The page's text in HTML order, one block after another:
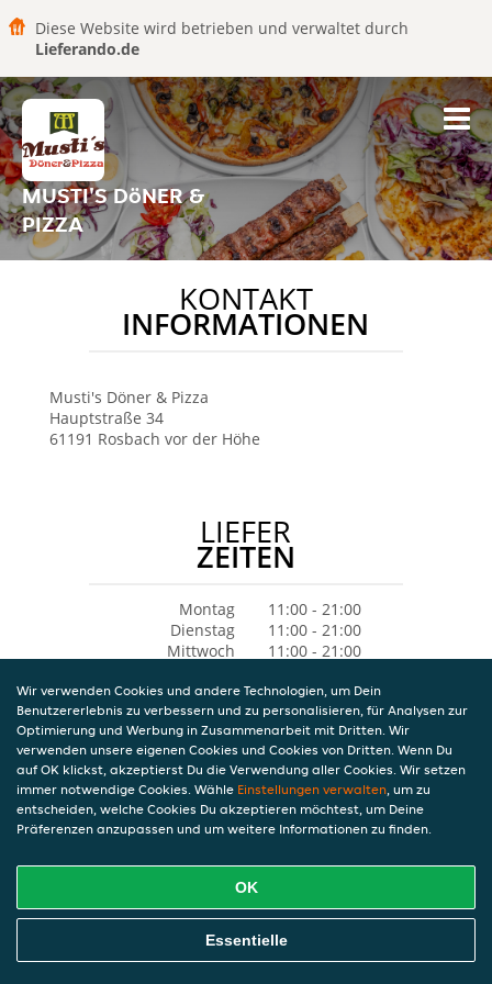
Diese Website wird betrieben und verwaltet durch
Lieferando.de
MUSTI'S DöNER &
PIZZA
KONTAKT
INFORMATIONEN
Musti's Döner & Pizza
Hauptstraße 34
61191 Rosbach vor der Höhe
LIEFER
ZEITEN
Montag
11:00 - 21:00
Dienstag
11:00 - 21:00
Mittwoch
11:00 - 21:00
Freitag
11:00 - 21:00
Samstag
Geschlossen
Sonntag
11:00 - 21:00
Wir verwenden Cookies und andere Technologien, um Dein
Benutzererlebnis zu verbessern und zu personalisieren, für Analysen zur
Optimierung und Werbung in Zusammenarbeit mit Dritten. Wir
verwenden unsere eigenen Cookies und Cookies von Dritten. Wenn Du
auf OK klickst, akzeptierst Du die Verwendung aller Cookies. Wir setzen
immer notwendige Cookies. Wähle Einstellungen verwalten, um zu
entscheiden, welche Cookies Du akzeptieren möchtest, um Deine
Präferenzen anzupassen und um weitere Informationen zu finden.
OK
Essentielle